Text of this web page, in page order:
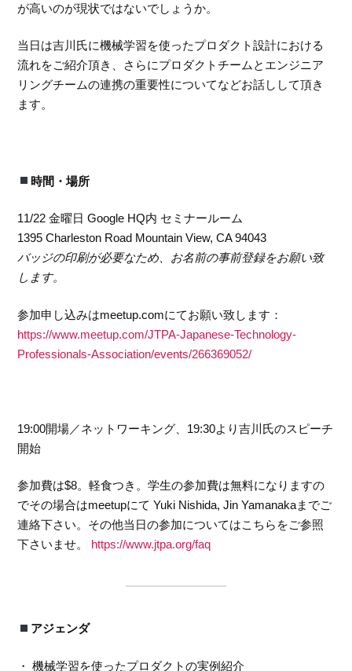
が高いのが現状ではないでしょうか。
当日は吉川氏に機械学習を使ったプロダクト設計における
流れをご紹介頂き、さらにプロダクトチームとエンジニア
リングチームの連携の重要性についてなどお話しして頂き
ます。
時間・場所
11/22 金曜日 Google HQ内 セミナールーム
1395 Charleston Road Mountain View, CA 94043
バッジの印刷が必要なため、お名前の事前登録をお願い致
します。
参加申し込みはmeetup.comにてお願い致します：
https://www.meetup.com/JTPA-Japanese-Technology-
Professionals-Association/events/266369052/
19:00開場／ネットワーキング、19:30より吉川氏のスピーチ
開始
参加費は$8。軽食つき。学生の参加費は無料になりますの
でその場合はmeetupにて Yuki Nishida, Jin Yamanakaまでご
連絡下さい。その他当日の参加についてはこちらをご参照
下さいませ。 https://www.jtpa.org/faq
アジェンダ
・ 機械学習を使ったプロダクトの実例紹介